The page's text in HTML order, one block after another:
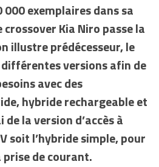
000 exemplaires dans sa
Kia Niro passe la
illustre prédécesseur, le
différentes versions afin de
avec des
hybride rechargeable et
la version d’accès à
soit l’hybride simple, pour
de courant.